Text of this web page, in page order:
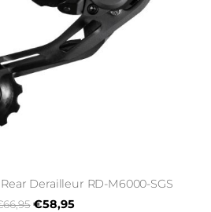
Derailleur RD-M6000-SGS
€58,95